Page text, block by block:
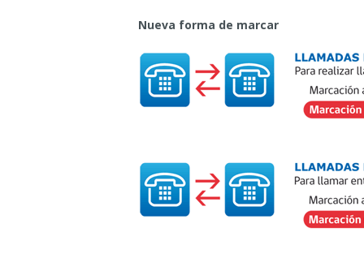
Nueva forma de marcar